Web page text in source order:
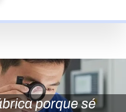
porque sé